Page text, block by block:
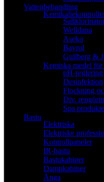
Vattenbehandling
Welldana
Aseko
Bayrol
Gullberg &
Kemiska medel
pH-reglering
Desinfektion
Flockning
Div.
Spa
Bastu
Elektriska
Elektriske
Kontrollpaneler
IR-bastu
Bastukabiner
Dampkabiner
Ånga